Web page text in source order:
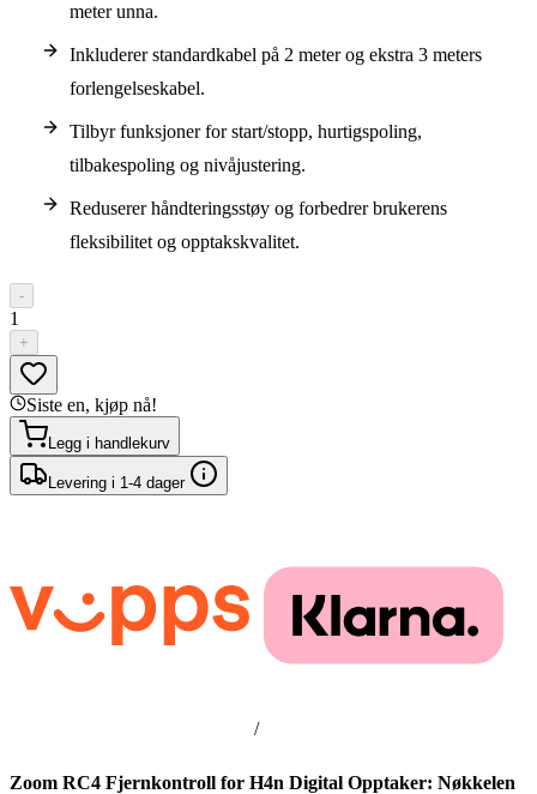
meter unna.
Inkluderer standardkabel på 2 meter og ekstra 3 meters
forlengelseskabel.
Tilbyr funksjoner for start/stopp, hurtigspoling,
tilbakespoling og nivåjustering.
Reduserer håndteringsstøy og forbedrer brukerens
fleksibilitet og opptakskvalitet.
-
1
+
Siste en, kjøp nå!
Legg i handlekurv
Levering i 1-4 dager
/
Zoom RC4 Fjernkontroll for H4n Digital Opptaker: Nøkkelen